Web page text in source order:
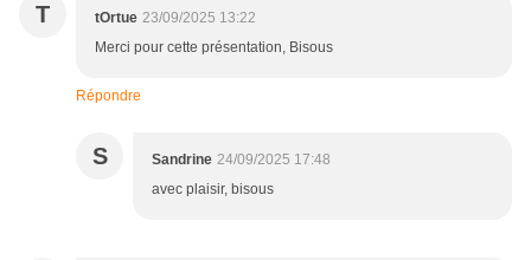
T tOrtue 23/09/2025 13:22
Merci pour cette présentation, Bisous
Répondre
S Sandrine 24/09/2025 17:48
avec plaisir, bisous